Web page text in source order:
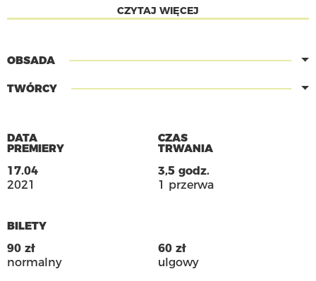
DATA
PREMIERY
17.04
2021
CZAS
TRWANIA
3,5 godz.
1 przerwa
BILETY
90 zł
normalny
60 zł
ulgowy
Wolskiego wpisał się idealnie w swój czas jako
aż tak konfrontacyjnie, jak uczynił to Wyspiański w
napięcia pomiędzy „obrońcami polskości” w osobie
dla ostatecznego zniesienia szlacheckiego wyzysku
opowiedzieli się po stronie cesarstwa austriackiego.
Pomiędzy szlachtą – która swoje ma za uszami a
chłopstwem – z powoli rodzącą się świadomością
Moniuszki i Wolskiego piękna, niema, roniąca
rozpaczy. Figura Halki jest dla interpretatora
wygodna. Jej niemy status pozwala na nadawanie
CZYTAJ WIĘCEJ
OBSADA
TWÓRCY